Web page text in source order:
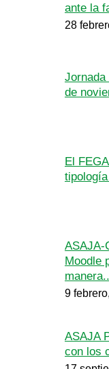
ante la
28
Jornada
de
El
ASAJA-
Moodle
9
ASAJA
con los